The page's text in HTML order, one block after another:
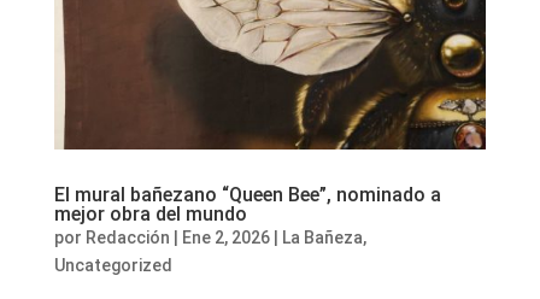
El mural bañezano “Queen Bee”, nominado a
mejor obra del mundo
por Redacción Ene 2, 2026| La Bañeza,
Uncategorized